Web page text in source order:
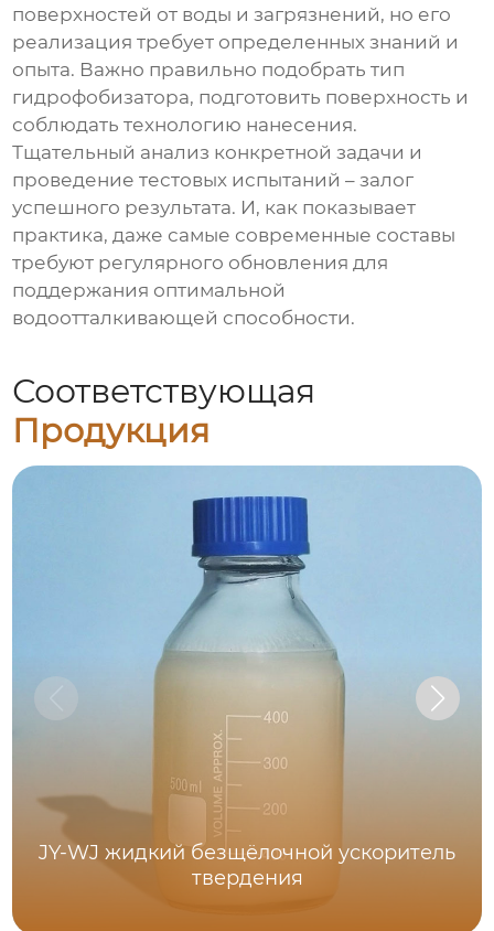
поверхностей от воды и загрязнений, но его
реализация требует определенных знаний и
опыта. Важно правильно подобрать тип
гидрофобизатора, подготовить поверхность и
соблюдать технологию нанесения.
Тщательный анализ конкретной задачи и
проведение тестовых испытаний – залог
успешного результата. И, как показывает
практика, даже самые современные составы
требуют регулярного обновления для
поддержания оптимальной
водоотталкивающей способности.
Соответствующая
Продукция
JY-WJ жидкий безщёлочной ускоритель
твердения